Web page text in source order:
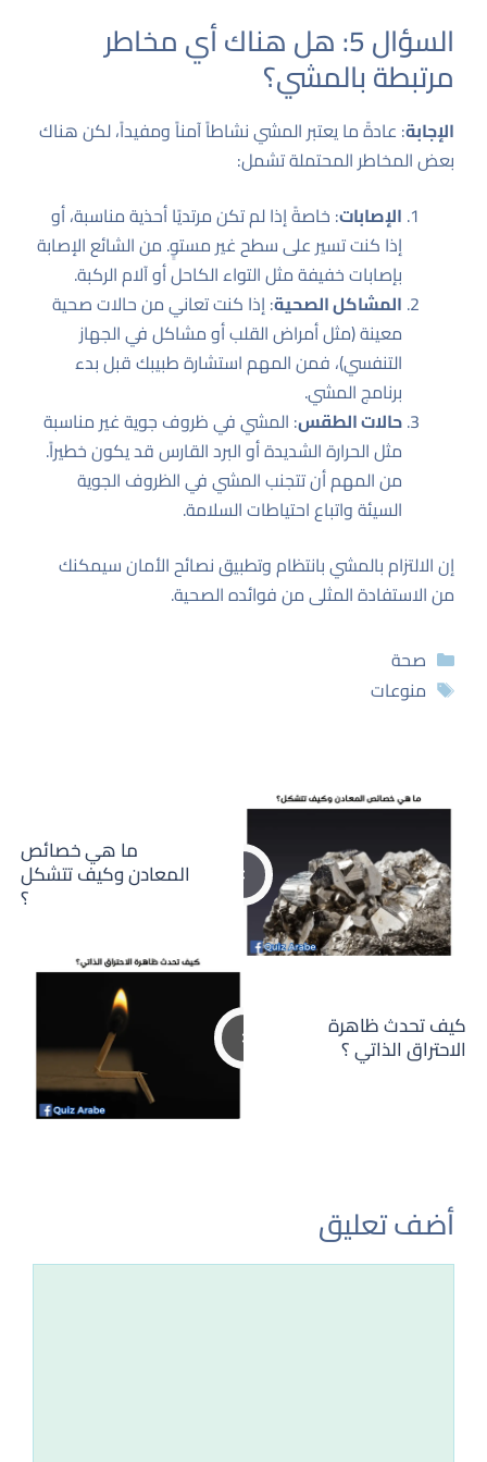
السؤال 5: هل هناك أي مخاطر
مرتبطة بالمشي؟
الإجابة: عادةً ما يعتبر المشي نشاطاً آمناً ومفيداً، لكن هناك
بعض المخاطر المحتملة تشمل:
الإصابات: خاصةً إذا لم تكن مرتديًا أحذية مناسبة، أو
إذا كنت تسير على سطح غير مستوٍ. من الشائع الإصابة
بإصابات خفيفة مثل التواء الكاحل أو آلام الركبة.
المشاكل الصحية: إذا كنت تعاني من حالات صحية
معينة (مثل أمراض القلب أو مشاكل في الجهاز
التنفسي)، فمن المهم استشارة طبيبك قبل بدء
برنامج المشي.
حالات الطقس: المشي في ظروف جوية غير مناسبة
مثل الحرارة الشديدة أو البرد القارس قد يكون خطيراً.
من المهم أن تتجنب المشي في الظروف الجوية
السيئة واتباع احتياطات السلامة.
إن الالتزام بالمشي بانتظام وتطبيق نصائح الأمان سيمكنك
من الاستفادة المثلى من فوائده الصحية.
التصنيفات
صحة
الوسوم
منوعات
ما هي خصائص
المعادن وكيف تتشكل
؟
كيف تحدث ظاهرة
الاحتراق الذاتي ؟
أضف تعليق